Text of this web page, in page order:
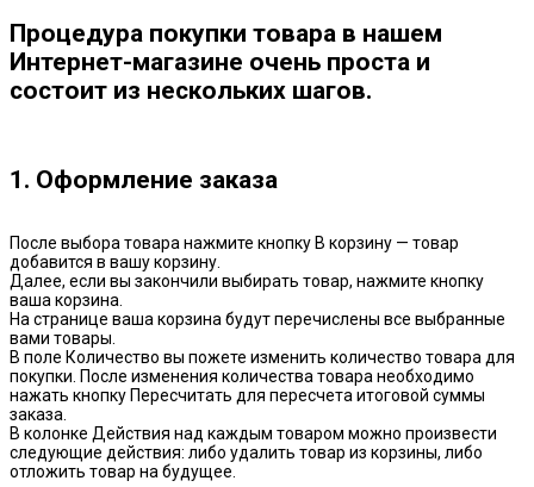
Процедура покупки товара в нашем
Интернет-магазине очень проста и
состоит из нескольких шагов.
1. Оформление заказа
После выбора товара нажмите кнопку В корзину — товар
добавится в вашу корзину.
Далее, если вы закончили выбирать товар, нажмите кнопку
ваша корзина.
На странице ваша корзина будут перечислены все выбранные
вами товары.
В поле Количество вы пожете изменить количество товара для
покупки. После изменения количества товара необходимо
нажать кнопку Пересчитать для пересчета итоговой суммы
заказа.
В колонке Действия над каждым товаром можно произвести
следующие действия: либо удалить товар из корзины, либо
отложить товар на будущее.